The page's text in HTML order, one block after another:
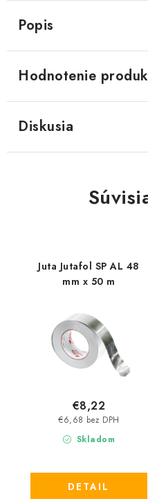
Popis
Hodnotenie
Diskusia
Juta Jutafol SP AL 48
mm x 50 m
Skladom
€6,68 bez DPH
€8,22
DETAIL